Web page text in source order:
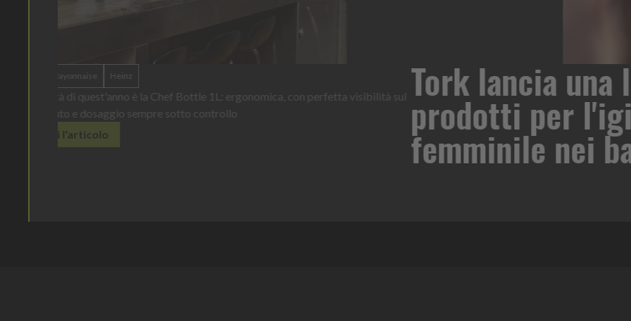
Tork lancia una linea di
prodotti per l'igiene
femminile nei bagni pubblici
tork Tork Period Care
Il dispenser Tork Period
Nuvenia di Essity, elimina
Leggi l'articolo